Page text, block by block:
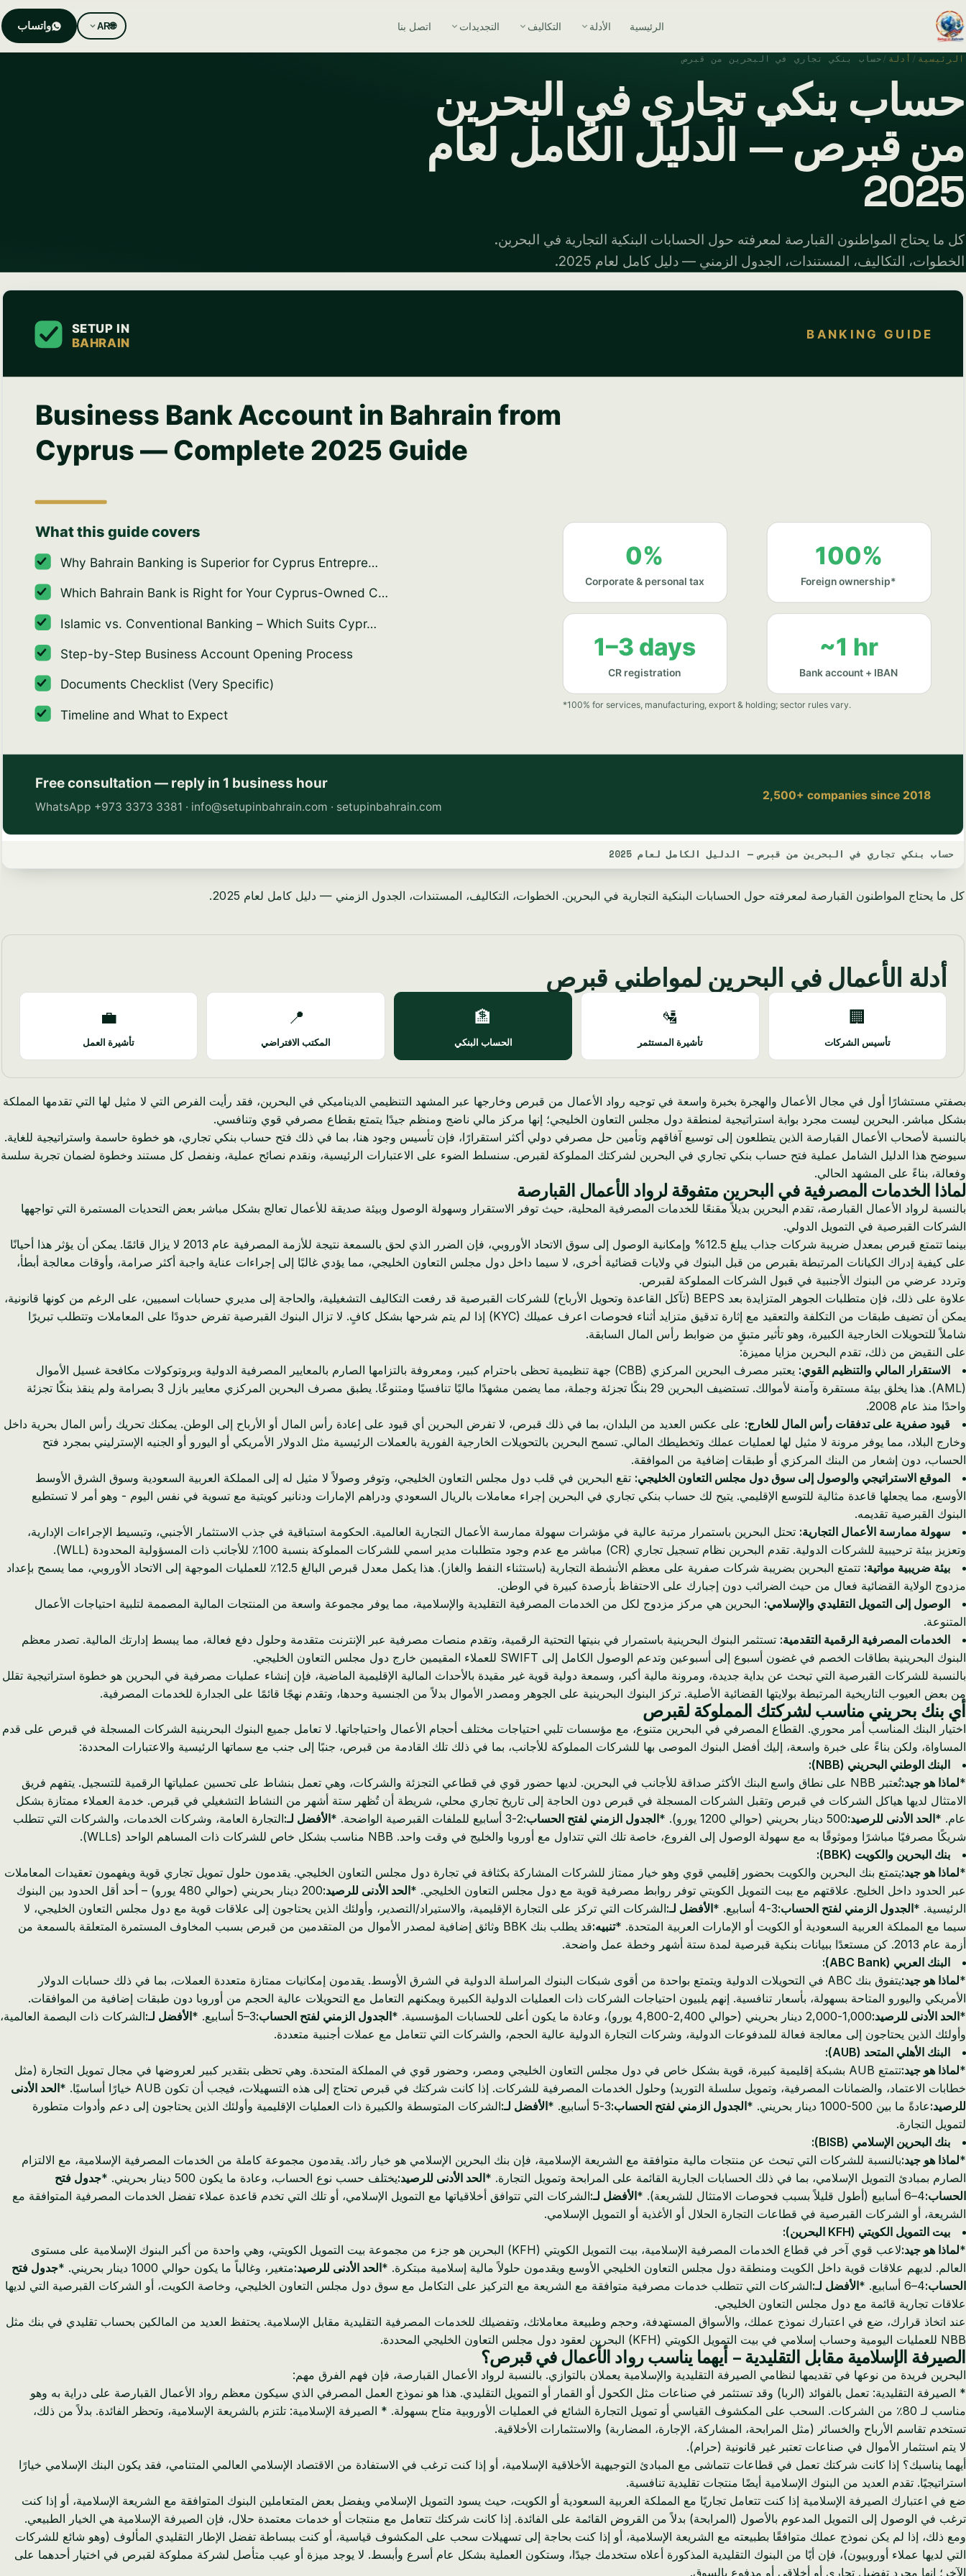
الرئيسية الأدلة التكاليف التجديدات اتصل بنا 🌐
AR واتساب
الرئيسية / أدلة /حساب بنكي تجاري في البحرين من قبرص
حساب بنكي تجاري في البحرين
من قبرص — الدليل الكامل لعام
2025
كل ما يحتاج المواطنون القبارصة لمعرفته حول الحسابات البنكية التجارية في البحرين.
الخطوات، التكاليف، المستندات، الجدول الزمني — دليل كامل لعام 2025.
حساب بنكي تجاري في البحرين من قبرص — الدليل الكامل لعام 2025
كل ما يحتاج المواطنون القبارصة لمعرفته حول الحسابات البنكية التجارية في البحرين. الخطوات، التكاليف، المستندات، الجدول الزمني — دليل كامل لعام 2025.
أدلة الأعمال في البحرين لمواطني قبرص
🏢
تأسيس الشركات
🛂
تأشيرة المستثمر
🏦
الحساب البنكي
📍
المكتب الافتراضي
💼
تأشيرة العمل
بصفتي مستشارًا أول في مجال الأعمال والهجرة بخبرة واسعة في توجيه رواد الأعمال من قبرص وخارجها عبر المشهد التنظيمي الديناميكي في البحرين، فقد رأيت الفرص التي لا مثيل لها التي تقدمها المملكة
بشكل مباشر. البحرين ليست مجرد بوابة استراتيجية لمنطقة دول مجلس التعاون الخليجي؛ إنها مركز مالي ناضج ومنظم جيدًا يتمتع بقطاع مصرفي قوي وتنافسي.
بالنسبة لأصحاب الأعمال القبارصة الذين يتطلعون إلى توسيع آفاقهم وتأمين حل مصرفي دولي أكثر استقرارًا، فإن تأسيس وجود هنا، بما في ذلك فتح حساب بنكي تجاري، هو خطوة حاسمة واستراتيجية للغاية.
سيوضح هذا الدليل الشامل عملية فتح حساب بنكي تجاري في البحرين لشركتك المملوكة لقبرص. سنسلط الضوء على الاعتبارات الرئيسية، ونقدم نصائح عملية، ونفصل كل مستند وخطوة لضمان تجربة سلسة
وفعالة، بناءً على المشهد الحالي.
لماذا الخدمات المصرفية في البحرين متفوقة لرواد الأعمال القبارصة
بالنسبة لرواد الأعمال القبارصة، تقدم البحرين بديلاً مقنعًا للخدمات المصرفية المحلية، حيث توفر الاستقرار وسهولة الوصول وبيئة صديقة للأعمال تعالج بشكل مباشر بعض التحديات المستمرة التي تواجهها
الشركات القبرصية في التمويل الدولي.
بينما تتمتع قبرص بمعدل ضريبة شركات جذاب يبلغ 12.5% وإمكانية الوصول إلى سوق الاتحاد الأوروبي، فإن الضرر الذي لحق بالسمعة نتيجة للأزمة المصرفية عام 2013 لا يزال قائمًا. يمكن أن يؤثر هذا أحيانًا
على كيفية إدراك الكيانات المرتبطة بقبرص من قبل البنوك في ولايات قضائية أخرى، لا سيما داخل دول مجلس التعاون الخليجي، مما يؤدي غالبًا إلى إجراءات عناية واجبة أكثر صرامة، وأوقات معالجة أبطأ،
وتردد عرضي من البنوك الأجنبية في قبول الشركات المملوكة لقبرص.
علاوة على ذلك، فإن متطلبات الجوهر المتزايدة بعد BEPS (تآكل القاعدة وتحويل الأرباح) للشركات القبرصية قد رفعت التكاليف التشغيلية، والحاجة إلى مديري حسابات اسميين، على الرغم من كونها قانونية،
يمكن أن تضيف طبقات من التكلفة والتعقيد مع إثارة تدقيق متزايد أثناء فحوصات اعرف عميلك (KYC) إذا لم يتم شرحها بشكل كافٍ. لا تزال البنوك القبرصية تفرض حدودًا على المعاملات وتتطلب تبريرًا
شاملاً للتحويلات الخارجية الكبيرة، وهو تأثير متبقٍ من ضوابط رأس المال السابقة.
على النقيض من ذلك، تقدم البحرين مزايا مميزة:
الاستقرار المالي والتنظيم القوي:
يعتبر مصرف البحرين المركزي (CBB) جهة تنظيمية تحظى باحترام كبير، ومعروفة بالتزامها الصارم بالمعايير المصرفية الدولية وبروتوكولات مكافحة غسيل الأموال
(AML). هذا يخلق بيئة مستقرة وآمنة لأموالك. تستضيف البحرين 29 بنكًا تجزئة وجملة، مما يضمن مشهدًا ماليًا تنافسيًا ومتنوعًا. يطبق مصرف البحرين المركزي معايير بازل 3 بصرامة ولم ينقذ بنكًا تجزئة
واحدًا منذ عام 2008.
قيود صفرية على تدفقات رأس المال للخارج: على عكس العديد من البلدان، بما في ذلك قبرص، لا تفرض البحرين أي قيود على إعادة رأس المال أو الأرباح إلى الوطن. يمكنك تحريك رأس المال بحرية داخل
وخارج البلاد، مما يوفر مرونة لا مثيل لها لعمليات عملك وتخطيطك المالي. تسمح البحرين بالتحويلات الخارجية الفورية بالعملات الرئيسية مثل الدولار الأمريكي أو اليورو أو الجنيه الإسترليني بمجرد فتح
الحساب، دون إشعار من البنك المركزي أو طبقات إضافية من الموافقة.
الموقع الاستراتيجي والوصول إلى سوق دول مجلس التعاون الخليجي: تقع البحرين في قلب دول مجلس التعاون الخليجي، وتوفر وصولاً لا مثيل له إلى المملكة العربية السعودية وسوق الشرق الأوسط
الأوسع، مما يجعلها قاعدة مثالية للتوسع الإقليمي. يتيح لك حساب بنكي تجاري في البحرين إجراء معاملات بالريال السعودي ودراهم الإمارات ودنانير كويتية مع تسوية في نفس اليوم - وهو أمر لا تستطيع
البنوك القبرصية تقديمه.
سهولة ممارسة الأعمال التجارية: تحتل البحرين باستمرار مرتبة عالية في مؤشرات سهولة ممارسة الأعمال التجارية العالمية. الحكومة استباقية في جذب الاستثمار الأجنبي، وتبسيط الإجراءات الإدارية،
وتعزيز بيئة ترحيبية للشركات الدولية. تقدم البحرين نظام تسجيل تجاري (CR) مباشر مع عدم وجود متطلبات مدير اسمي للشركات المملوكة بنسبة 100٪ للأجانب ذات المسؤولية المحدودة (WLL).
بيئة ضريبية مواتية:
تتمتع البحرين بضريبة شركات صفرية على معظم الأنشطة التجارية (باستثناء النفط والغاز). هذا يكمل معدل قبرص البالغ 12.5٪ للعمليات الموجهة إلى الاتحاد الأوروبي، مما يسمح بإعداد
مزدوج الولاية القضائية فعال من حيث الضرائب دون إجبارك على الاحتفاظ بأرصدة كبيرة في الوطن.
الوصول إلى التمويل التقليدي والإسلامي: البحرين هي مركز مزدوج لكل من الخدمات المصرفية التقليدية والإسلامية، مما يوفر مجموعة واسعة من المنتجات المالية المصممة لتلبية احتياجات الأعمال
المتنوعة.
الخدمات المصرفية الرقمية التقدمية: تستثمر البنوك البحرينية باستمرار في بنيتها التحتية الرقمية، وتقدم منصات مصرفية عبر الإنترنت متقدمة وحلول دفع فعالة، مما يبسط إدارتك المالية. تصدر معظم
البنوك البحرينية بطاقات الخصم في غضون أسبوع إلى أسبوعين وتدعم الوصول الكامل إلى SWIFT للعملاء المقيمين خارج دول مجلس التعاون الخليجي.
بالنسبة للشركات القبرصية التي تبحث عن بداية جديدة، ومرونة مالية أكبر، وسمعة دولية قوية غير مقيدة بالأحداث المالية الإقليمية الماضية، فإن إنشاء عمليات مصرفية في البحرين هو خطوة استراتيجية تقلل
من بعض العيوب التاريخية المرتبطة بولايتها القضائية الأصلية. تركز البنوك البحرينية على الجوهر ومصدر الأموال بدلاً من الجنسية وحدها، وتقدم نهجًا قائمًا على الجدارة للخدمات المصرفية.
أي بنك بحريني مناسب لشركتك المملوكة لقبرص
اختيار البنك المناسب أمر محوري. القطاع المصرفي في البحرين متنوع، مع مؤسسات تلبي احتياجات مختلف أحجام الأعمال واحتياجاتها. لا تعامل جميع البنوك البحرينية الشركات المسجلة في قبرص على قدم
المساواة، ولكن بناءً على خبرة واسعة، إليك أفضل البنوك الموصى بها للشركات المملوكة للأجانب، بما في ذلك تلك القادمة من قبرص، جنبًا إلى جنب مع سماتها الرئيسية والاعتبارات المحددة:
البنك الوطني البحريني (NBB):
*لماذا هو جيد:
تُعتبر NBB على نطاق واسع البنك الأكثر صداقة للأجانب في البحرين. لديها حضور قوي في قطاعي التجزئة والشركات، وهي تعمل بنشاط على تحسين عملياتها الرقمية للتسجيل. يتفهم فريق
الامتثال لديها هياكل الشركات في قبرص وتقبل الشركات المسجلة في قبرص دون الحاجة إلى تاريخ تجاري محلي، شريطة أن تُظهر ستة أشهر من النشاط التشغيلي في قبرص. خدمة العملاء ممتازة بشكل
عام. *الحد الأدنى للرصيد:500 دينار بحريني (حوالي 1200 يورو). * الجدول الزمني لفتح الحساب:2-3 أسابيع للملفات القبرصية الواضحة. * الأفضل لـ:التجارة العامة، وشركات الخدمات، والشركات التي تتطلب
شريكًا مصرفيًا مباشرًا وموثوقًا به مع سهولة الوصول إلى الفروع، خاصة تلك التي تتداول مع أوروبا والخليج في وقت واحد. NBB مناسب بشكل خاص للشركات ذات المساهم الواحد (WLLs).
بنك البحرين والكويت (BBK):
*لماذا هو جيد:يتمتع بنك البحرين والكويت بحضور إقليمي قوي وهو خيار ممتاز للشركات المشاركة بكثافة في تجارة دول مجلس التعاون الخليجي. يقدمون حلول تمويل تجاري قوية ويفهمون تعقيدات المعاملات
عبر الحدود داخل الخليج. علاقتهم مع بيت التمويل الكويتي توفر روابط مصرفية قوية مع دول مجلس التعاون الخليجي. *الحد الأدنى للرصيد:
200 دينار بحريني (حوالي 480 يورو) – أحد أقل الحدود بين البنوك
الرئيسية. *الجدول الزمني لفتح الحساب:3-4 أسابيع. * الأفضل لـ:الشركات التي تركز على التجارة الإقليمية، والاستيراد/التصدير، وأولئك الذين يحتاجون إلى علاقات قوية مع دول مجلس التعاون الخليجي، لا
سيما مع المملكة العربية السعودية أو الكويت أو الإمارات العربية المتحدة. *تنبيه:
قد يطلب بنك BBK وثائق إضافية لمصدر الأموال من المتقدمين من قبرص بسبب المخاوف المستمرة المتعلقة بالسمعة من
أزمة عام 2013. كن مستعدًا ببيانات بنكية قبرصية لمدة ستة أشهر وخطة عمل واضحة.
البنك العربي (ABC Bank):
*لماذا هو جيد:
يتفوق بنك ABC في التحويلات الدولية ويتمتع بواحدة من أقوى شبكات البنوك المراسلة الدولية في الشرق الأوسط. يقدمون إمكانيات ممتازة متعددة العملات، بما في ذلك حسابات الدولار
الأمريكي واليورو المتاحة بسهولة، بأسعار تنافسية. إنهم يلبيون احتياجات الشركات ذات العمليات الدولية الكبيرة ويمكنهم التعامل مع التحويلات عالية الحجم من أوروبا دون طبقات إضافية من الموافقات.
*الحد الأدنى للرصيد:1,000-2,000 دينار بحريني (حوالي 2,400-4,800 يورو)، وعادة ما يكون أعلى للحسابات المؤسسية. * الجدول الزمني لفتح الحساب:3–5 أسابيع. * الأفضل لـ:الشركات ذات البصمة العالمية،
وأولئك الذين يحتاجون إلى معالجة فعالة للمدفوعات الدولية، وشركات التجارة الدولية عالية الحجم، والشركات التي تتعامل مع عملات أجنبية متعددة.
البنك الأهلي المتحد (AUB):
*لماذا هو جيد:
تتمتع AUB بشبكة إقليمية كبيرة، قوية بشكل خاص في دول مجلس التعاون الخليجي ومصر، وحضور قوي في المملكة المتحدة. وهي تحظى بتقدير كبير لعروضها في مجال تمويل التجارة (مثل
خطابات الاعتماد، والضمانات المصرفية، وتمويل سلسلة التوريد) وحلول الخدمات المصرفية للشركات. إذا كانت شركتك في قبرص تحتاج إلى هذه التسهيلات، فيجب أن تكون AUB خيارًا أساسيًا. *
الحد الأدنى
للرصيد:عادةً ما بين 500-1000 دينار بحريني. * الجدول الزمني لفتح الحساب:3-5 أسابيع. * الأفضل لـ:الشركات المتوسطة والكبيرة ذات العمليات الإقليمية وأولئك الذين يحتاجون إلى دعم وأدوات متطورة
لتمويل التجارة.
بنك البحرين الإسلامي (BISB):
*لماذا هو جيد:بالنسبة للشركات التي تبحث عن منتجات مالية متوافقة مع الشريعة الإسلامية، فإن بنك البحرين الإسلامي هو خيار رائد. يقدمون مجموعة كاملة من الخدمات المصرفية الإسلامية، مع الالتزام
الصارم بمبادئ التمويل الإسلامي، بما في ذلك الحسابات الجارية القائمة على المرابحة وتمويل التجارة. *الحد الأدنى للرصيد:يختلف حسب نوع الحساب، وعادة ما يكون 500 دينار بحريني. *
جدول فتح
الحساب:4–6 أسابيع (أطول قليلاً بسبب فحوصات الامتثال للشريعة). * الأفضل لـ:الشركات التي تتوافق أخلاقياتها مع التمويل الإسلامي، أو تلك التي تخدم قاعدة عملاء تفضل الخدمات المصرفية المتوافقة مع
الشريعة، أو الشركات القبرصية في قطاعات التجارة الحلال أو الأغذية أو التمويل الإسلامي.
بيت التمويل الكويتي (KFH البحرين):
*لماذا هو جيد:
لاعب قوي آخر في قطاع الخدمات المصرفية الإسلامية، بيت التمويل الكويتي (KFH) البحرين هو جزء من مجموعة بيت التمويل الكويتي، وهي واحدة من أكبر البنوك الإسلامية على مستوى
العالم. لديهم علاقات قوية داخل الكويت ومنطقة دول مجلس التعاون الخليجي الأوسع ويقدمون حلولاً مالية إسلامية مبتكرة. *الحد الأدنى للرصيد:متغير، وغالباً ما يكون حوالي 1000 دينار بحريني. *
جدول فتح
الحساب:4–6 أسابيع. * الأفضل لـ:الشركات التي تتطلب خدمات مصرفية متوافقة مع الشريعة مع التركيز على التكامل مع سوق دول مجلس التعاون الخليجي، وخاصة الكويت، أو الشركات القبرصية التي لديها
علاقات تجارية قائمة مع دول مجلس التعاون الخليجي.
عند اتخاذ قرارك، ضع في اعتبارك نموذج عملك، والأسواق المستهدفة، وحجم وطبيعة معاملاتك، وتفضيلك للخدمات المصرفية التقليدية مقابل الإسلامية. يحتفظ العديد من المالكين بحساب تقليدي في بنك مثل
NBB للعمليات اليومية وحساب إسلامي في بيت التمويل الكويتي (KFH) البحرين لعقود دول مجلس التعاون الخليجي المحددة.
الصيرفة الإسلامية مقابل التقليدية – أيهما يناسب رواد الأعمال في قبرص؟
البحرين فريدة من نوعها في تقديمها لنظامي الصيرفة التقليدية والإسلامية يعملان بالتوازي. بالنسبة لرواد الأعمال القبارصة، فإن فهم الفرق مهم:
* الصيرفة التقليدية: تعمل بالفوائد (الربا) وقد تستثمر في صناعات مثل الكحول أو القمار أو التمويل التقليدي. هذا هو نموذج العمل المصرفي الذي سيكون معظم رواد الأعمال القبارصة على دراية به وهو
مناسب لـ 80٪ من الشركات. السحب على المكشوف القياسي أو تمويل التجارة الشائع في العمليات الأوروبية متاح بسهولة. * الصيرفة الإسلامية: تلتزم بالشريعة الإسلامية، وتحظر الفائدة. بدلاً من ذلك،
تستخدم تقاسم الأرباح والخسائر (مثل المرابحة، المشاركة، الإجارة، المضاربة) والاستثمارات الأخلاقية.
لا يتم استثمار الأموال في صناعات تعتبر غير قانونية (حرام).
أيهما يناسبك؟ إذا كانت شركتك تعمل في قطاعات تتماشى مع المبادئ التوجيهية الأخلاقية الإسلامية، أو إذا كنت ترغب في الاستفادة من الاقتصاد الإسلامي العالمي المتنامي، فقد يكون البنك الإسلامي خيارًا
استراتيجيًا. تقدم العديد من البنوك الإسلامية أيضًا منتجات تقليدية تنافسية.
ضع في اعتبارك الصيرفة الإسلامية إذا كنت تتعامل تجاريًا مع المملكة العربية السعودية أو الكويت، حيث يسود التمويل الإسلامي ويفضل بعض المتعاملين البنوك المتوافقة مع الشريعة الإسلامية، أو إذا كنت
ترغب في الوصول إلى التمويل المدعوم بالأصول (المرابحة) بدلاً من القروض القائمة على الفائدة. إذا كانت شركتك تتعامل مع منتجات أو خدمات معتمدة حلال، فإن الصيرفة الإسلامية هي الخيار الطبيعي.
ومع ذلك، إذا لم يكن نموذج عملك متوافقًا بطبيعته مع الشريعة الإسلامية، أو إذا كنت بحاجة إلى تسهيلات سحب على المكشوف قياسية، أو كنت ببساطة تفضل الإطار التقليدي المألوف (وهو شائع للشركات
التي لديها عملاء أوروبيون)، فإن أيًا من البنوك التقليدية المذكورة أعلاه ستخدمك جيدًا، وستكون العملية بشكل عام أسرع وأبسط. لا يوجد ميزة أو عيب متأصل لشركة مملوكة لقبرص في اختيار أحدهما على
الآخر؛ إنها مجرد تفضيل تجاري أو أخلاقي أو مدفوع بالسوق.